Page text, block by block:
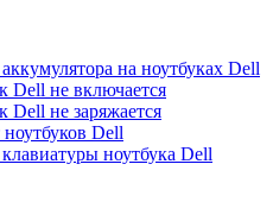
на ноутбуках Dell
Dell не включается
Dell не заряжается
Dell
ноутбука Dell